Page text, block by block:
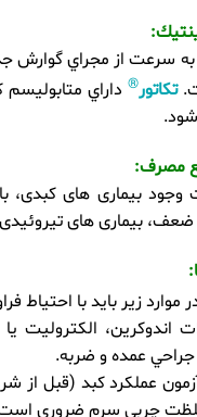
تکاتور®
مصرف:
بیماری های کبدی،
ضعف، بیماری های
موارد زير بايد با احتياط
اندوكرين،
عمده و ضربه.
چربي سرم ضروري